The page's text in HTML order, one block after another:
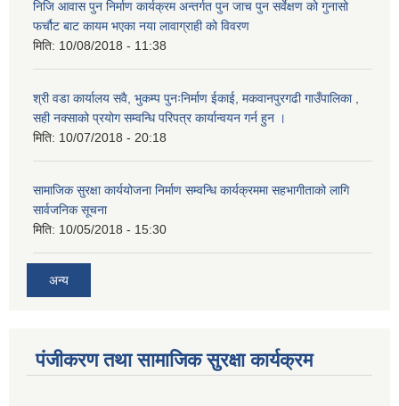
निजि आवास पुन निर्माण कार्यक्रम अन्तर्गत पुन जाच पुन सर्वेक्षण को गुनासो
फर्चौट बाट कायम भएका नया लावाग्राही को विवरण
मिति: 10/08/2018 - 11:38
श्री वडा कार्यालय सवै, भुकम्प पुनःनिर्माण ईकाई, मकवानपुरगढी गाउँपालिका ,
सही नक्साको प्रयोग सम्वन्धि परिपत्र कार्यान्वयन गर्न हुन ।
मिति: 10/07/2018 - 20:18
सामाजिक सुरक्षा कार्ययोजना निर्माण सम्वन्धि कार्यक्रममा सहभागीताको लागि
सार्वजनिक सूचना
मिति: 10/05/2018 - 15:30
अन्य
पंजीकरण तथा सामाजिक सुरक्षा कार्यक्रम